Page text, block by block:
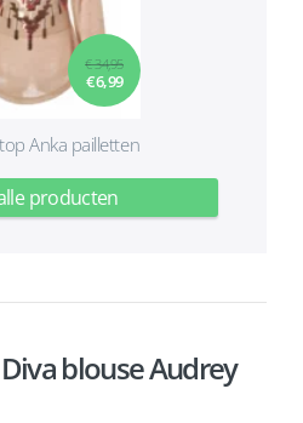
€ 34,95
€ 6,99
Anka pailletten
producten
blouse Audrey